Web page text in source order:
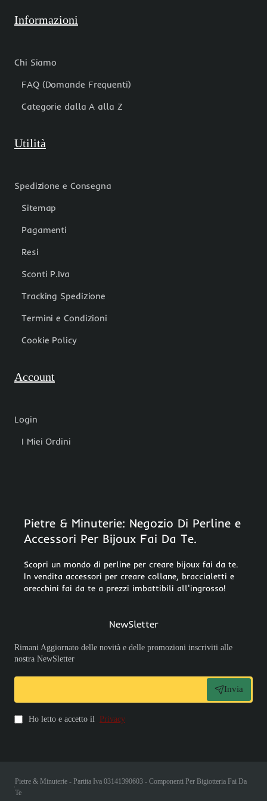
Informazioni
Chi Siamo
FAQ (Domande Frequenti)
Categorie dalla A alla Z
Utilità
Spedizione e Consegna
Sitemap
Pagamenti
Resi
Sconti P.Iva
Tracking Spedizione
Termini e Condizioni
Cookie Policy
Account
Login
I Miei Ordini
Pietre & Minuterie: Negozio Di Perline e
Accessori Per Bijoux Fai Da Te.
Scopri un mondo di perline per creare bijoux fai da te.
In vendita accessori per creare collane, braccialetti e
orecchini fai da te a prezzi imbattibili all'ingrosso!
NewSletter
Rimani Aggiornato delle novità e delle promozioni inscriviti alle
nostra NewSletter
Invia
Ho letto e accetto il Privacy
Pietre & Minuterie - Partita Iva 03141390603 - Componenti Per Bigiotteria Fai Da
Te